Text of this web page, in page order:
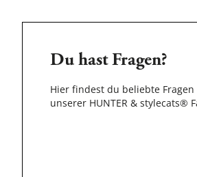
Du hast Fragen?
Hier findest du beliebte
unserer HUNTER & stylecats®